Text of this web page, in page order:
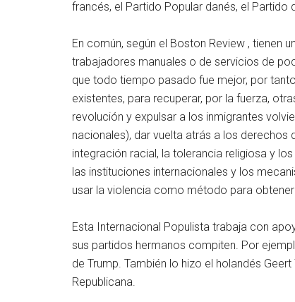
francés, el Partido Popular danés, el Partido
En común, según el Boston Review , tienen
trabajadores manuales o de servicios de
que todo tiempo pasado fue mejor, por
existentes, para recuperar, por la fuerza,
revolución y expulsar a los inmigrantes
nacionales), dar vuelta atrás a los
integración racial, la tolerancia religiosa y
las instituciones internacionales y los
usar la violencia como método para
Esta Internacional Populista trabaja con
sus partidos hermanos compiten. Por
de Trump. También lo hizo el holandés
Republicana.